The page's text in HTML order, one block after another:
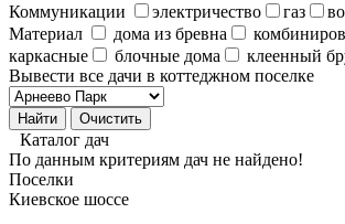
Коммуникации
электричество газ
Материал
дома из бревна
каркасные
блочные дома клеенный
Вывести все дачи в коттеджном поселке
Каталог дач
По данным критериям дач не найдено!
Поселки
Киевское шоссе